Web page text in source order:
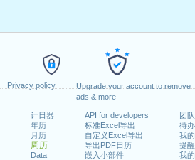
Privacy policy
Upgrade your account to remove
ads & more
计日器
年历
月历
周历
Data
API for developers
标准Excel导出
自定义Excel导出
导出PDF日历
嵌入小部件
团队
待
我
提
我